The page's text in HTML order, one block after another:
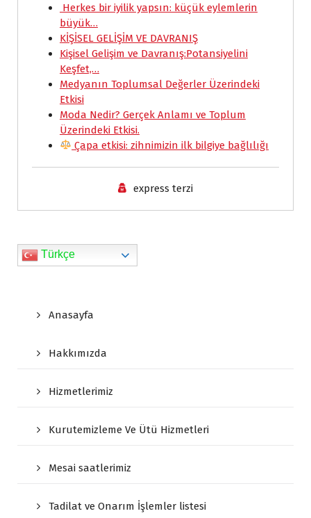
b
o
o
k
t
s
A
p
p
i
k
d
n
n
F
i
e
d
y
y
i
k
r
Herkes bir iyilik yapsın: küçük eylemlerin
büyük…
KİŞİSEL GELİŞİM VE DAVRANIŞ
Kişisel Gelişim ve Davranış:Potansiyelini
Keşfet,…
Medyanın Toplumsal Değerler Üzerindeki
Etkisi
Moda Nedir? Gerçek Anlamı ve Toplum
Üzerindeki Etkisi.
Çapa etkisi: zihnimizin ilk bilgiye bağlılığı
express terzi
Türkçe
Anasayfa
Hakkımızda
Hizmetlerimiz
Kurutemizleme Ve Ütü Hizmetleri
Mesai saatlerimiz
Tadilat ve Onarım İşlemler listesi